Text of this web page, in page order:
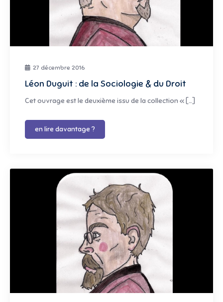
27 décembre 2016
Léon Duguit : de la Sociologie & du Droit
Cet ouvrage est le deuxième issu de la collection « […]
en lire davantage ?